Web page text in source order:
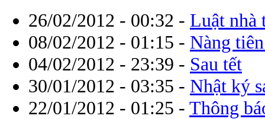
26/02/2012 - 00:32 - Luật nhà
08/02/2012 - 01:15 - Nàng
04/02/2012 - 23:39 - Sau tết
30/01/2012 - 03:35 - Nhật ký
22/01/2012 - 01:25 - Thông